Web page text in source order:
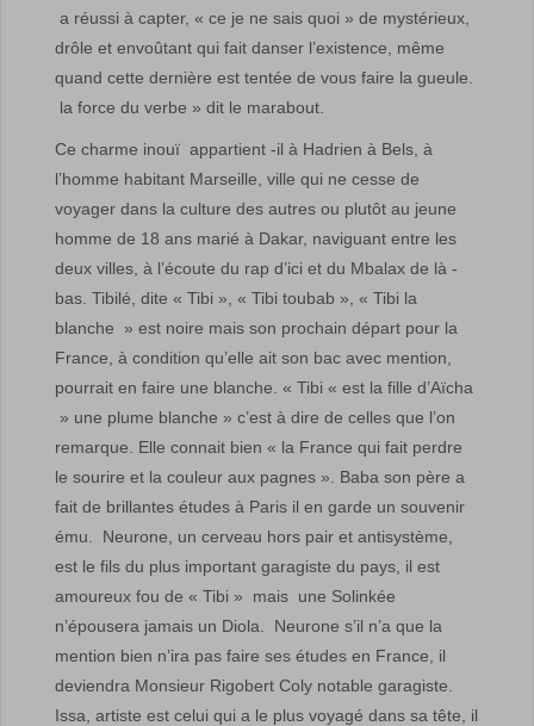
a réussi à capter, « ce je ne sais quoi » de mystérieux,
drôle et envoûtant qui fait danser l’existence, même
quand cette dernière est tentée de vous faire la gueule.
la force du verbe » dit le marabout.
Ce charme inouï appartient -il à Hadrien à Bels, à
l’homme habitant Marseille, ville qui ne cesse de
voyager dans la culture des autres ou plutôt au jeune
homme de 18 ans marié à Dakar, naviguant entre les
deux villes, à l’écoute du rap d’ici et du Mbalax de là -
bas. Tibilé, dite « Tibi », « Tibi toubab », « Tibi la
blanche » est noire mais son prochain départ pour la
France, à condition qu’elle ait son bac avec mention,
pourrait en faire une blanche. « Tibi « est la fille d’Aïcha
» une plume blanche » c’est à dire de celles que l’on
remarque. Elle connait bien « la France qui fait perdre
le sourire et la couleur aux pagnes ». Baba son père a
fait de brillantes études à Paris il en garde un souvenir
ému. Neurone, un cerveau hors pair et antisystème,
est le fils du plus important garagiste du pays, il est
amoureux fou de « Tibi » mais une Solinkée
n’épousera jamais un Diola. Neurone s’il n’a que la
mention bien n’ira pas faire ses études en France, il
deviendra Monsieur Rigobert Coly notable garagiste.
Issa, artiste est celui qui a le plus voyagé dans sa tête, il